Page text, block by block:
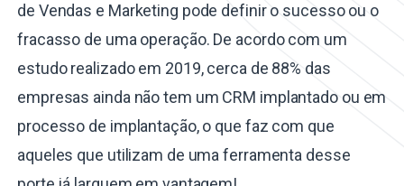
de Vendas e Marketing pode definir o sucesso ou o
fracasso de uma operação. De acordo com um
estudo realizado em 2019, cerca de 88% das
empresas ainda não tem um CRM implantado ou em
processo de implantação, o que faz com que
aqueles que utilizam de uma ferramenta desse